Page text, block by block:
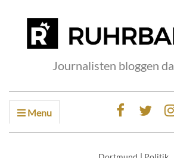
Journalisten bloggen
Menu